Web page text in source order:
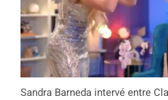
Sandra Barneda intervé entre